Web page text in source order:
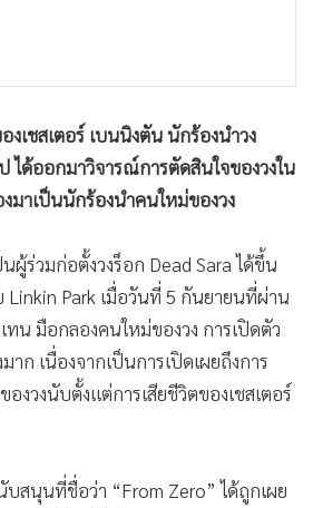
งเชสเตอร์ เบนนิงตัน นักร้องนำวง
ได้ออกมาวิจารณ์การตัดสินใจของวงใน
มาเป็นนักร้องนำคนใหม่ของวง
ผู้ร่วมก่อตั้งวงร็อก Dead Sara ได้ขึ้น
Linkin Park เมื่อวันที่ 5 กันยายนที่ผ่าน
น มือกลองคนใหม่ของวง การเปิดตัว
ก เนื่องจากเป็นการเปิดเผยถึงการ
งวงนับตั้งแต่การเสียชีวิตของเชสเตอร์
สนุนที่ชื่อว่า “From Zero” ได้ถูกเผย